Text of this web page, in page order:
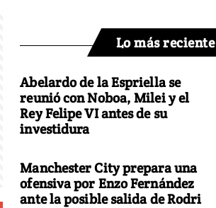
Lo más reciente
Abelardo de la Espriella se
reunió con Noboa, Milei y el
Rey Felipe VI antes de su
investidura
Manchester City prepara una
ofensiva por Enzo Fernández
ante la posible salida de Rodri